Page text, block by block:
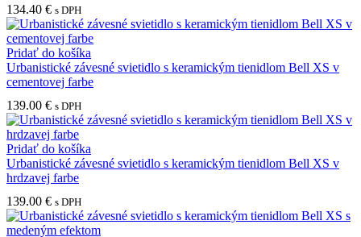
134.40 € s DPH
Pridať do košíka
Urbanistické závesné svietidlo s keramickým tienidlom Bell XS v
cementovej farbe
139.00 € s DPH
Pridať do košíka
Urbanistické závesné svietidlo s keramickým tienidlom Bell XS v
hrdzavej farbe
139.00 € s DPH